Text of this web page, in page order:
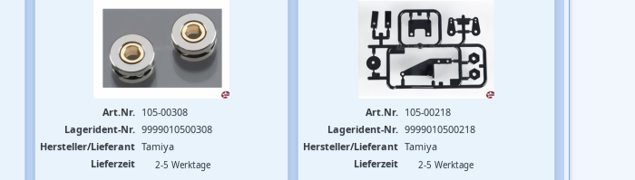
Art.Nr. 105-00308
Lagerident-Nr. 9999010500308
Hersteller/Lieferant Tamiya
Lieferzeit
2-5 Werktage
Art.Nr. 105-00218
Lagerident-Nr. 9999010500218
Hersteller/Lieferant Tamiya
Lieferzeit
2-5 Werktage